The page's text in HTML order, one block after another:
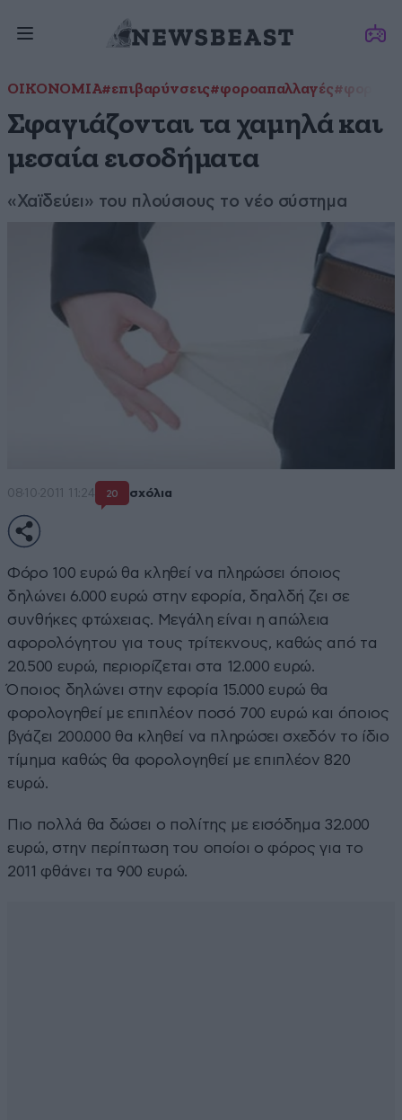
ΟΙΚΟΝΟΜΙΑ#επιβαρύνσεις#φοροαπαλλαγές
Σφαγιάζονται τα χαμηλά και
μεσαία εισοδήματα
«Χαϊδεύει» του πλούσιους το νέο σύστημα
08·10·2011 11:24 20 σχόλια
Φόρο 100 ευρώ θα κληθεί να πληρώσει όποιος
δηλώνει 6.000 ευρώ στην εφορία, δηαλδή ζει σε
συνθήκες φτώχειας. Μεγάλη είναι η απώλεια
αφορολόγητου για τους τρίτεκνους, καθώς από τα
20.500 ευρώ, περιορίζεται στα 12.000 ευρώ.
Όποιος δηλώνει στην εφορία 15.000 ευρώ θα
φορολογηθεί με επιπλέον ποσό 700 ευρώ και όποιος
βγάζει 200.000 θα κληθεί να πληρώσει σχεδόν το ίδιο
τίμημα καθώς θα φορολογηθεί με επιπλέον 820
ευρώ.
Πιο πολλά θα δώσει ο πολίτης με εισόδημα 32.000
ευρώ, στην περίπτωση του οποίοι ο φόρος για το
2011 φθάνει τα 900 ευρώ.